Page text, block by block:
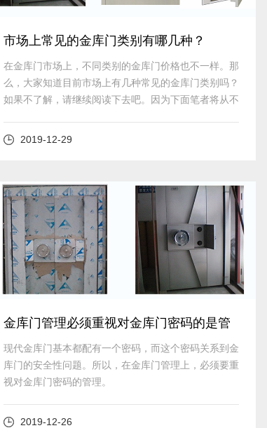
市场上常见的金库门类别有哪几种？
在金库门市场上，不同类别的金库门价格也不一样。那
么，大家知道目前市场上有几种常见的金库门类别吗？
如果不了解，请继续阅读下去吧。因为下面笔者将从不
2019-12-29
金库门管理必须重视对金库门密码的是管
理
现代金库门基本都配有一个密码，而这个密码关系到金
库门的安全性问题。所以，在金库门​管理上，必须要重
视对金库门密码的管理。
2019-12-26